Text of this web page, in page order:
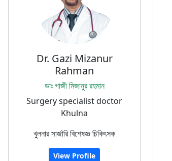
Dr. Gazi Mizanur
Rahman
ডাঃ গাজী মিজানুর রহমান
Surgery specialist doctor
Khulna
খুলনার সার্জারি বিশেষজ্ঞ চিকিৎসক
View Profile